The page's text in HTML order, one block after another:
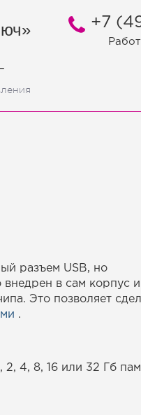
+7
разъем USB, но
внедрен в сам корпус и
Это позволяет
.
4, 8, 16 или 32 Гб